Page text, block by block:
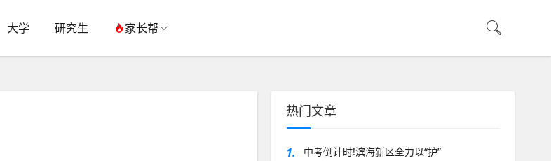
大学 研究生 家长帮
热门文章
1. 中考倒计时!滨海新区全力以“护”